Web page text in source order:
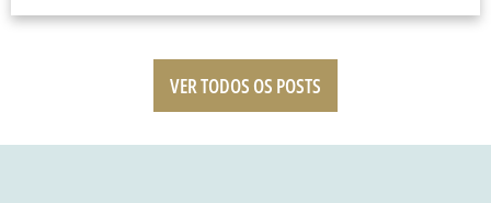
VER TODOS OS POSTS